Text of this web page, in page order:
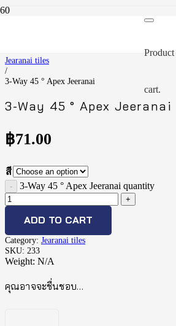
Product
cart.
Jearanai tiles
/
3-Way 45 ° Apex Jeeranai
3-Way 45 ° Apex Jeeranai
฿71.00
สี
3-Way 45 ° Apex Jeeranai quantity
ADD TO CART
Category: Jearanai tiles
SKU: 233
Weight: N/A
คุณอาจจะชื่นชอบ…